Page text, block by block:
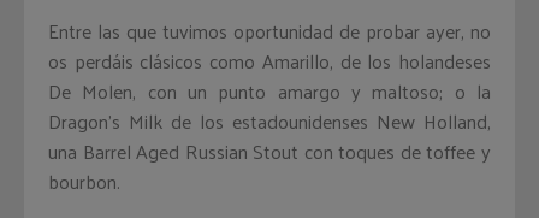
Entre las que tuvimos oportunidad de probar ayer, no
os perdáis clásicos como Amarillo, de los holandeses
De Molen, con un punto amargo y maltoso; o la
Dragon’s Milk de los estadounidenses New Holland,
una Barrel Aged Russian Stout con toques de toffee y
bourbon.